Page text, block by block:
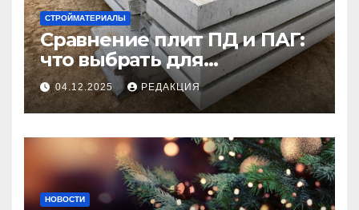
СТРОЙМАТЕРИАЛЫ
Сравнение плит ПД и ПАГ:
что выбрать для
долговечного и прочного
покрытия
04.12.2025 РЕДАКЦИЯ
НОВОСТИ